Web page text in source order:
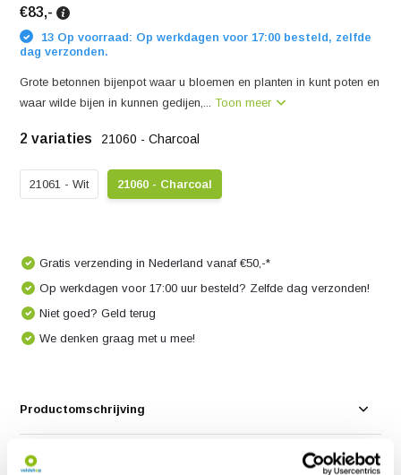
€83,-
13 Op voorraad: Op werkdagen voor 17:00 besteld, zelfde
dag verzonden.
Grote betonnen bijenpot waar u bloemen en planten in kunt poten en
waar wilde bijen in kunnen gedijen,...Toon meer
2 variaties 21060 - Charcoal
21061 - Wit 21060 - Charcoal
Gratis verzending in Nederland vanaf €50,-*
Op werkdagen voor 17:00 uur besteld? Zelfde dag verzonden!
Niet goed? Geld terug
We denken graag met u mee!
Productomschrijving
Specificaties